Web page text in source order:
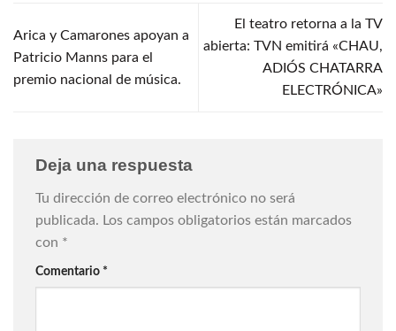
Arica y Camarones apoyan a
Patricio Manns para el
premio nacional de música.
El teatro retorna a la TV
abierta: TVN emitirá «CHAU,
ADIÓS CHATARRA
ELECTRÓNICA»
Deja una respuesta
Tu dirección de correo electrónico no será
publicada. Los campos obligatorios están marcados
con *
Comentario *